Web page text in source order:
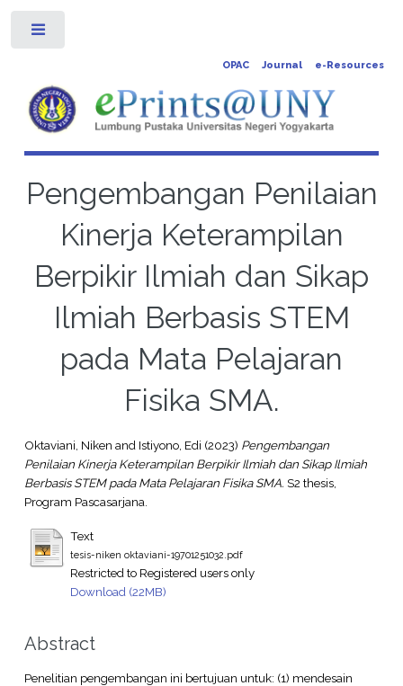
OPAC Journal e-Resources
Pengembangan Penilaian
Kinerja Keterampilan
Berpikir Ilmiah dan Sikap
Ilmiah Berbasis STEM
pada Mata Pelajaran
Fisika SMA.
Oktaviani, Niken and Istiyono, Edi (2023) Pengembangan
Penilaian Kinerja Keterampilan Berpikir Ilmiah dan Sikap Ilmiah
Berbasis STEM pada Mata Pelajaran Fisika SMA. S2 thesis,
Program Pascasarjana.
Text
tesis-niken oktaviani-19701251032.pdf
Restricted to Registered users only
Download (22MB)
Abstract
Penelitian pengembangan ini bertujuan untuk: (1) mendesain